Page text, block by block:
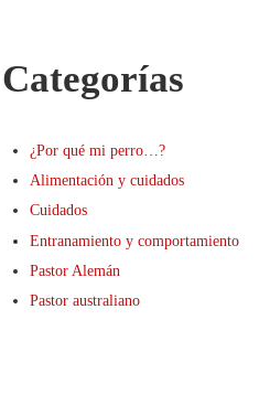
Categorías
¿Por qué mi perro…?
Alimentación y cuidados
Cuidados
Entranamiento y comportamiento
Pastor Alemán
Pastor australiano